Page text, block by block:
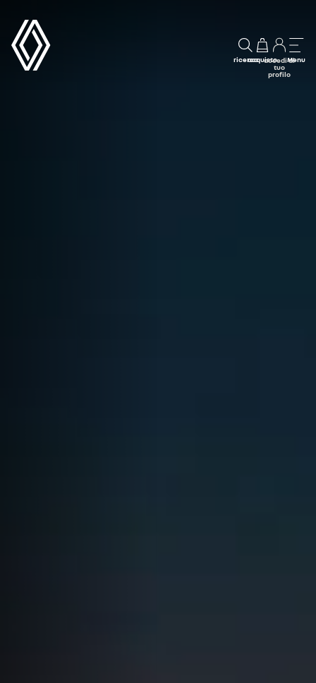
ricercaacquistoaccedi al
tuo
profilo
Menu